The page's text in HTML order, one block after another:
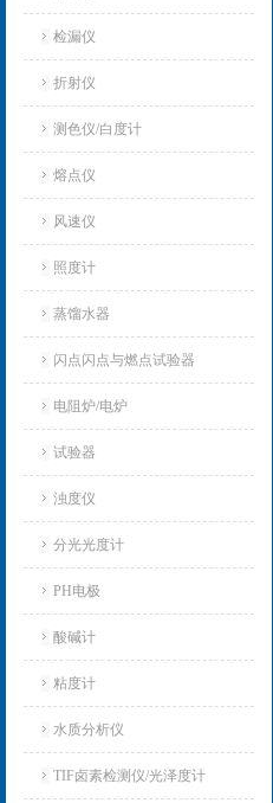
检漏仪
折射仪
测色仪/白度计
熔点仪
风速仪
照度计
蒸馏水器
闪点闪点与燃点试验器
电阻炉/电炉
试验器
浊度仪
分光光度计
PH电极
酸碱计
粘度计
水质分析仪
TIF卤素检测仪/光泽度计